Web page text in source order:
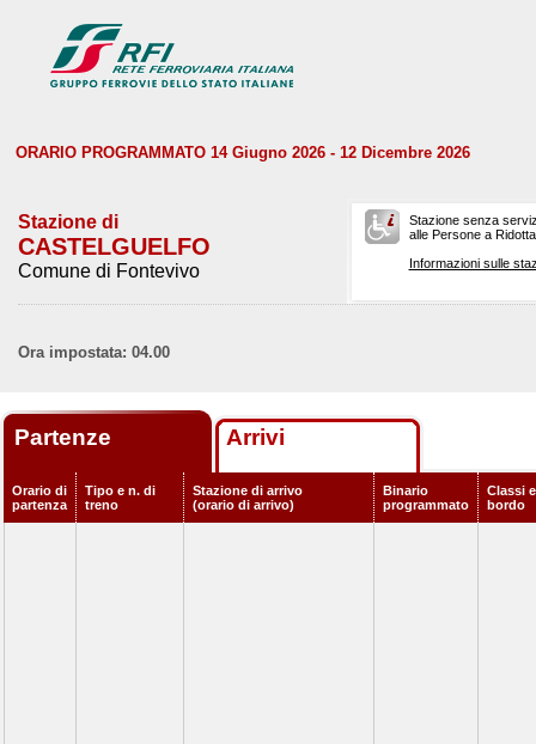
ORARIO PROGRAMMATO 14 Giugno 2026 - 12 Dicembre 2026
Stazione di
CASTELGUELFO
Comune di Fontevivo
Stazione senza
alle Persone a
Informazioni sulle
Ora impostata: 04.00
Partenze Arrivi
Orario di
partenza
Tipo e n. di
treno
Stazione di arrivo
(orario di arrivo)
Binario
programmato
Classi
bordo